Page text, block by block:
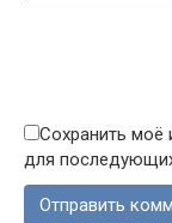
Сохранить моё
для